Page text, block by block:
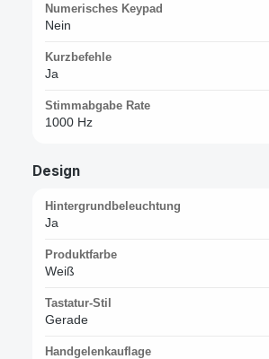
Numerisches Keypad
Nein
Kurzbefehle
Ja
Stimmabgabe Rate
1000 Hz
Design
Hintergrundbeleuchtung
Ja
Produktfarbe
Weiß
Tastatur-Stil
Gerade
Handgelenkauflage